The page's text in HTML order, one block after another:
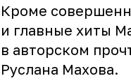
Кроме
и главные хиты
в авторском
Руслана Махова.